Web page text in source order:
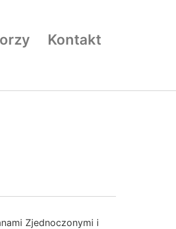
Kontakt
Zjednoczonymi i